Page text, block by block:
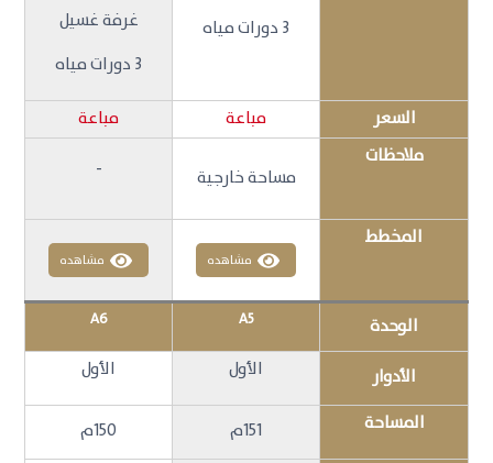
3 دورات مياه
غرفة غسيل
3 دورات مياه
السعر مباعة
مباعة
ملاحظات
مساحة خارجية
-
المخطط
مشاهده مشاهده
الوحدة A5
A6
الأدوار الأول الأول
المساحة 151م 150م